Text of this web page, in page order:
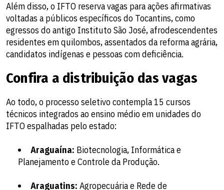
Além disso, o IFTO reserva vagas para ações afirmativas
voltadas a públicos específicos do Tocantins, como
egressos do antigo Instituto São José, afrodescendentes
residentes em quilombos, assentados da reforma agrária,
candidatos indígenas e pessoas com deficiência.
Confira a distribuição das vagas
Ao todo, o processo seletivo contempla 15 cursos
técnicos integrados ao ensino médio em unidades do
IFTO espalhadas pelo estado:
Araguaína: Biotecnologia, Informática e
Planejamento e Controle da Produção.
Araguatins: Agropecuária e Rede de